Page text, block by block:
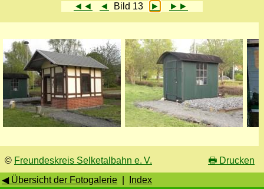
◄◄ ◄ Bild 13 ► ►►
© Freundeskreis Selketalbahn e. V. 🖶 Drucken
◀ Übersicht der Fotogalerie
Index